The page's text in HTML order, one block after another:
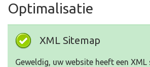
Optimalisatie
XML Sitemap
Geweldig, uw website heeft een XML